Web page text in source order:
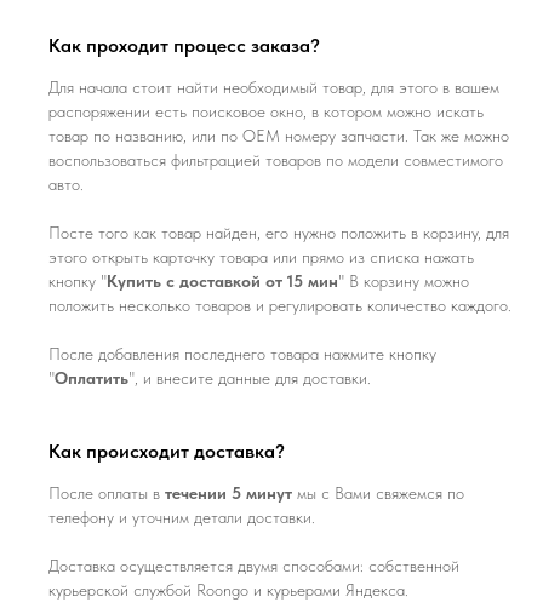
Как проходит процесс заказа?
Для начала стоит найти необходимый товар, для этого в вашем
распоряжении есть поисковое окно, в котором можно искать
товар по названию, или по ОЕМ номеру запчасти. Так же можно
воспользоваться фильтрацией товаров по модели совместимого
авто.
Посте того как товар найден, его нужно положить в корзину, для
этого открыть карточку товара или прямо из списка нажать
кнопку "Купить с доставкой от 15 мин" В корзину можно
положить несколько товаров и регулировать количество каждого.
После добавления последнего товара нажмите кнопку
"Оплатить", и внесите данные для доставки.
Как происходит доставка?
После оплаты в течении 5 минут мы с Вами свяжемся по
телефону и уточним детали доставки.
Доставка осуществляется двумя способами: собственной
курьерской службой Roongo и курьерами Яндекса.